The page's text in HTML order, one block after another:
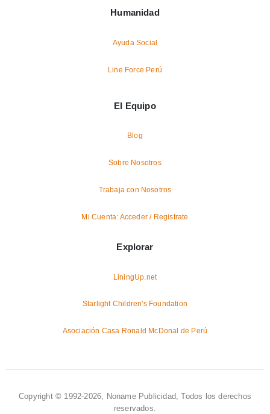
Humanidad
Ayuda Social
Line Force Perú
El Equipo
Blog
Sobre Nosotros
Trabaja con Nosotros
Mi Cuenta: Acceder / Registrate
Explorar
LiningUp.net
Starlight Children's Foundation
Asociación Casa Ronald McDonal de Perú
Copyright © 1992-2026, Noname Publicidad, Todos los derechos
reservados.